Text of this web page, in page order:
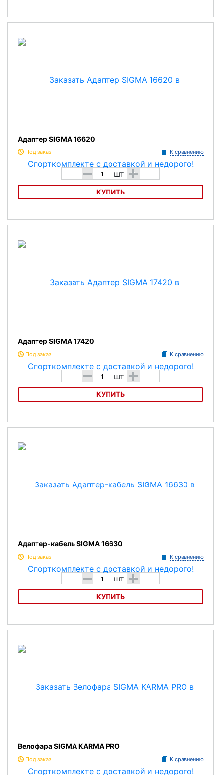
Адаптер SIGMA 00344
Адаптер SIGMA 16620
Под заказ К сравнению
- шт +
КУПИТЬ
Адаптер SIGMA 16620
Адаптер SIGMA 17420
Под заказ К сравнению
- шт +
КУПИТЬ
Адаптер SIGMA 17420
Адаптер-кабель SIGMA 16630
Под заказ К сравнению
- шт +
КУПИТЬ
Адаптер-кабель SIGMA 16630
Велофара SIGMA KARMA PRO
Под заказ К сравнению